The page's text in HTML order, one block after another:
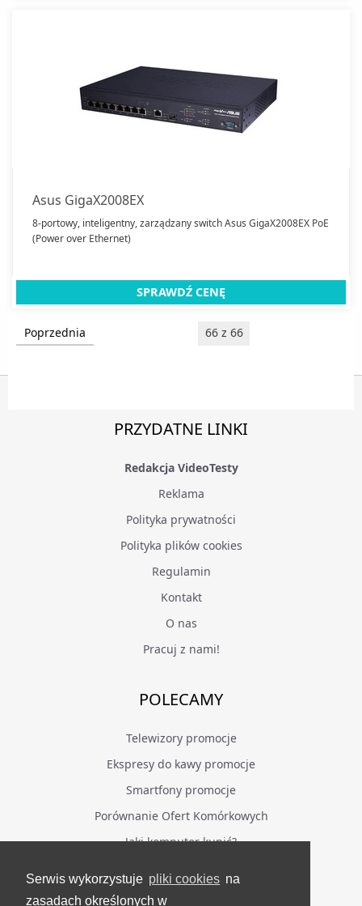
Serwis wykorzystuje pliki cookies na
zasadach określonych w
Asus GigaX2008EX
8-portowy, inteligentny, zarządzany switch Asus GigaX2008EX PoE
(Power over Ethernet)
SPRAWDŹ CENĘ
Poprzednia 66 z 66
PRZYDATNE LINKI
Redakcja VideoTesty
Reklama
Polityka prywatności
Polityka plików cookies
Regulamin
Kontakt
O nas
Pracuj z nami!
POLECAMY
Telewizory promocje
Ekspresy do kawy promocje
Smartfony promocje
Porównanie Ofert Komórkowych
Jaki komputer kupić?
BĄDŹ NA BIEŻĄCO